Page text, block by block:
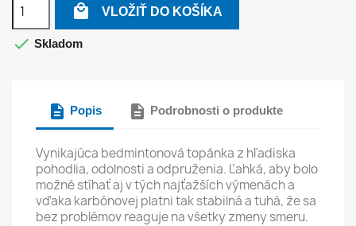
 VLOŽIŤ DO KOŠÍKA
 Skladom
description Popis description Podrobnosti o produkte
Vynikajúca bedmintonová topánka z hľadiska
pohodlia, odolnosti a odpruženia. Ľahká, aby bolo
možné stíhať aj v tých najťažších výmenách a
vďaka karbónovej platni tak stabilná a tuhá, že sa
bez problémov reaguje na všetky zmeny smeru.